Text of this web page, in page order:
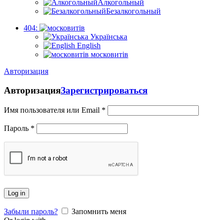
Алкогольный
Безалкогольный
404:
Українська
English
московитів
Авторизация
АвторизацияЗарегистрироваться
Имя пользователя или Email *
Пароль *
Log in
Забыли пароль?
Запомнить меня